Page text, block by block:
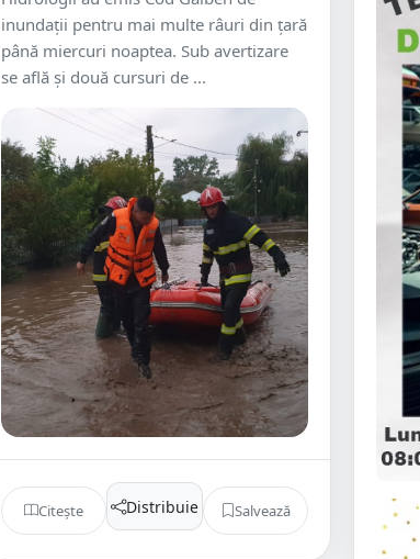
inundații pentru mai multe râuri din țară
până miercuri noaptea. Sub avertizare
se află și două cursuri de ...
Citește Distribuie Salvează